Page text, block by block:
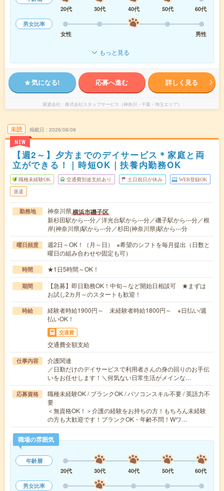
20代
30代 40代 50代
60代
男女比率
女性
男性
もっと見る
気になる! 応募へ進む 詳しく見る
派遣会社 株式会社スタッフサービス（神奈川・千葉・埼玉エリア）
未読
NEW
掲載日 2026/08/08
【週2～】夕方までのデイサービス＊家庭と両
立ができる！｜時短OK｜扶養内勤務OK
職種未経験OK 交通費別途支給あり 土日祝日が休み WEB登録OK
派遣
勤務地 神奈川県横浜市磯子区
新杉田駅から---分／洋光台駅から---分／磯子駅から---分／根
岸(神奈川県)駅から---分／杉田(神奈川県)駅から---分
曜日頻度
週2日～OK！（月～日） ※希望のシフトを毎月提出（日数と
曜日の組み合わせや固定も可）
時間 ★1日5時間～OK！
期間
【急募】即日勤務OK！中旬～など開始日相談可 ★まずは
お試し2カ月～のスタートも歓迎！
時給
経験者時給1900円～ 未経験者時給1800円～ ※日払い/週
払いOK！
交通費
交通費全額支給
仕事内容
介護関連
／日勤だけのデイサービスで利用者さんの身の回りのお手伝
いをお任せします！＼何気ない日常生活がメインな…
応募資格
職種未経験OK / ブランクOK / パソコンスキル不要 / 英語力不
要
＜無資格OK！＞介護の経験をお持ちの方！もちろん未経験
の方も大歓迎です！ブランクOK・年齢不問！Wワ…
職場の雰囲気
年齢層
20代
30代 40代 50代
60代
男女比率